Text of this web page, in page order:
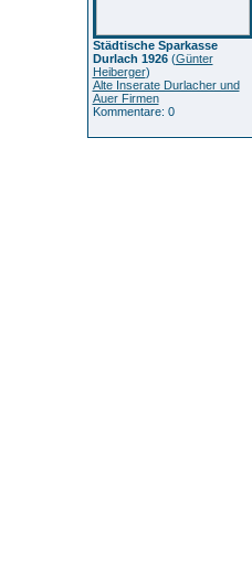
Städtische Sparkasse
Durlach 1926(Günter
Heiberger)
Alte Inserate Durlacher und
Auer Firmen
Kommentare: 0